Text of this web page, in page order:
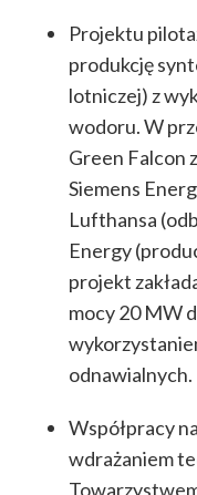
Projektu
produkcję
lotniczej) z
wodoru. W
Green Falcon
Siemens
Lufthansa
Energy
projekt
mocy 20 MW
odnawialnych.
Współpracy
wdrażaniem